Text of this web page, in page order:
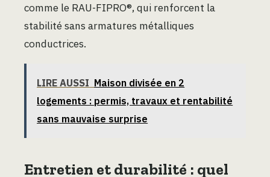
comme le RAU-FIPRO®, qui renforcent la
stabilité sans armatures métalliques
conductrices.
LIRE AUSSI Maison divisée en 2
logements : permis, travaux et rentabilité
sans mauvaise surprise
Entretien et durabilité : quel